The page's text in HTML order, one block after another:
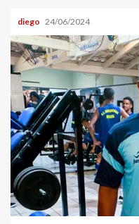
diego 24/06/2024